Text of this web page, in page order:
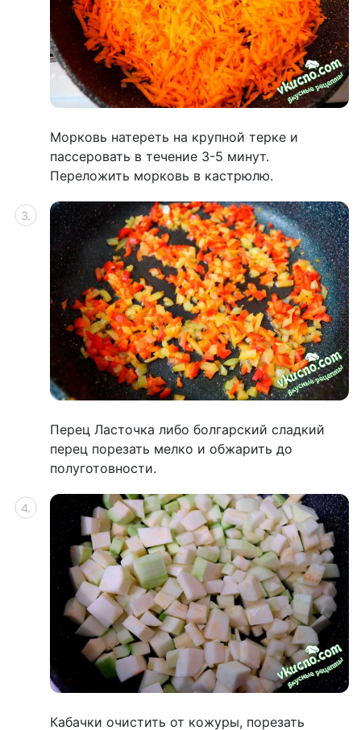
Морковь натереть на крупной терке и
пассеровать в течение 3-5 минут.
Переложить морковь в кастрюлю.
Перец Ласточка либо болгарский сладкий
перец порезать мелко и обжарить до
полуготовности.
Кабачки очистить от кожуры, порезать